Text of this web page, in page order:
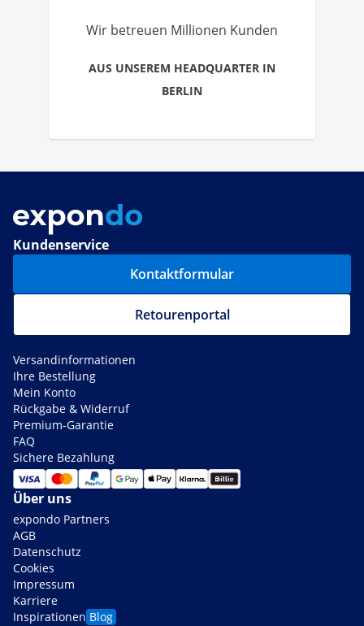
Wir betreuen Millionen Kunden
AUS UNSEREM HEADQUARTER IN
BERLIN
Kundenservice
Kontaktformular
Retourenportal
Versandinformationen
Ihre Bestellung
Mein Konto
Rückgabe & Widerruf
Premium-Garantie
FAQ
Sichere Bezahlung
Über uns
expondo Partners
AGB
Datenschutz
Cookies
Impressum
Karriere
Inspirationen Blog